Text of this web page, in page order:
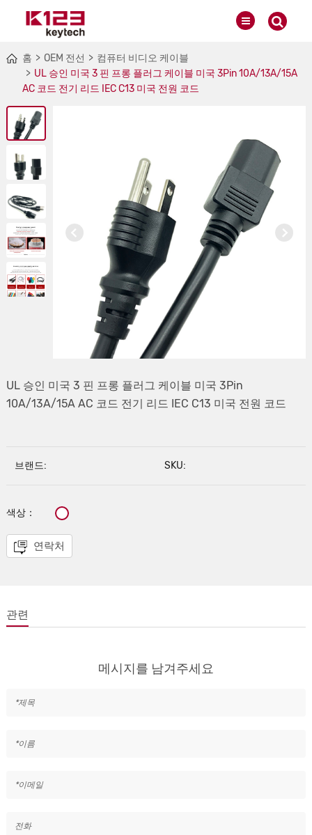
홈 OEM 전선
컴퓨터 비디오 케이블
UL 승인 미국 3 핀 프롱 플러그 케이블 미국 3Pin 10A/13A/15A
AC 코드 전기 리드 IEC C13 미국 전원 코드
UL 승인 미국 3 핀 프롱 플러그 케이블 미국 3Pin
10A/13A/15A AC 코드 전기 리드 IEC C13 미국 전원 코드
브랜드: SKU:
색상：
연락처
관련
메시지를 남겨주세요